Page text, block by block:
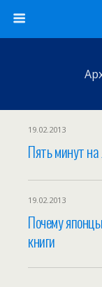
19.02.2013
Пять минут
19.02.2013
Почему
книги